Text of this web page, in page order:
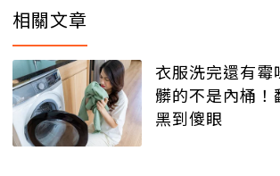
相關文章
衣服洗完還有霉
髒的不是內桶！
黑到傻眼